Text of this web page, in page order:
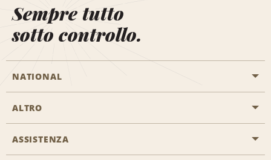
Sempre tutto
sotto controllo.
NATIONAL
Inizia una prenotazione
Programmi business
ALTRO
Offerte di lavoro
ASSISTENZA